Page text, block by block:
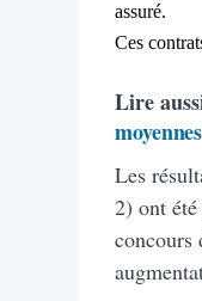
assuré.
Ces
Lire
moyennes
Les
2) ont
concours